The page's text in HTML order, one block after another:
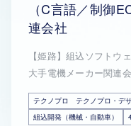
（C言語／制御
連会社
【姫路】組込ソフトウ
大手電機メーカー関連
テクノプロ テクノプロ・デ
組込開発（機械・自動車）